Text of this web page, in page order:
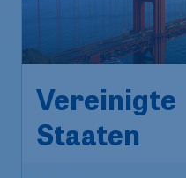
Vereinigte
Staaten